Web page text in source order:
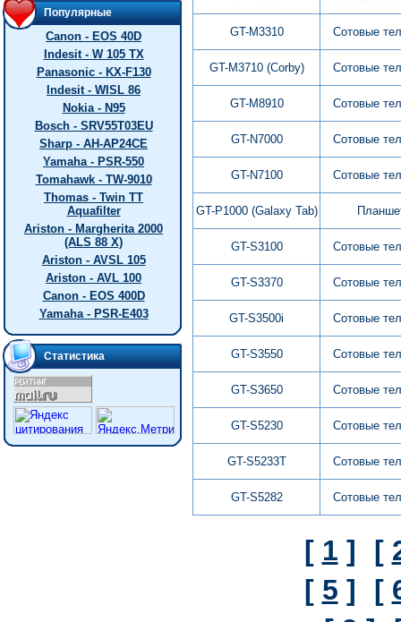
Популярные
Canon - EOS 40D
Indesit - W 105 TX
Panasonic - KX-F130
Indesit - WISL 86
Nokia - N95
Bosch - SRV55T03EU
Sharp - AH-AP24CE
Yamaha - PSR-550
Tomahawk - TW-9010
Thomas - Twin TT
Aquafilter
Ariston - Margherita 2000
(ALS 88 X)
Ariston - AVSL 105
Ariston - AVL 100
Canon - EOS 400D
Yamaha - PSR-E403
Статистика
GT-M3310 Сотовые
GT-M3710 (Corby) Сотовые
GT-M8910 Сотовые
GT-N7000 Сотовые
GT-N7100 Сотовые
GT-P1000 (Galaxy Tab)
GT-S3100 Сотовые
GT-S3370 Сотовые
GT-S3500i Сотовые
GT-S3550 Сотовые
GT-S3650 Сотовые
GT-S5230 Сотовые
GT-S5233T Сотовые
GT-S5282 Сотовые
[ 1 ] [
[ 5 ] [